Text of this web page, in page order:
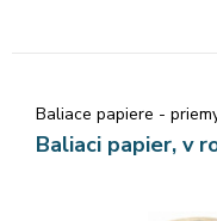
Baliace papiere -
Baliaci papier, v